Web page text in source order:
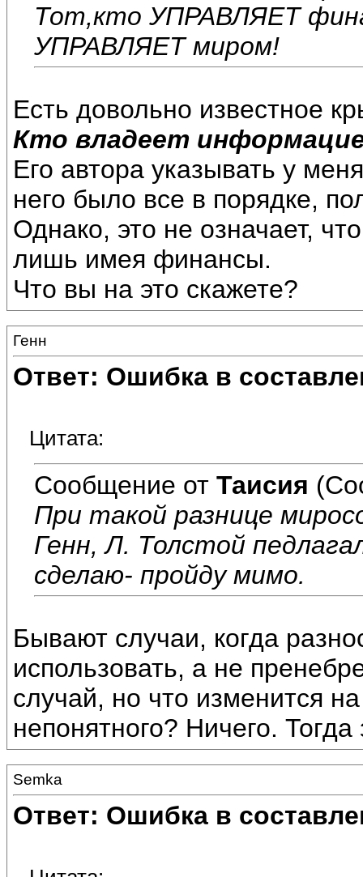
Тот,кто УПРАВЛЯЕТ
УПРАВЛЯЕТ миром!
Есть довольно известное
Кто владеет
Его автора указывать у
него было все в порядке,
Однако, это не означает,
лишь имея финансы.
Что вы на это скажете?
Генн
Ответ: Ошибка в
Цитата:
Сообщение от Таисия
При такой разнице
Генн, Л. Толстой
сделаю- пройду мимо.
Бывают случаи, когда
использовать, а не
случай, но что изменится
непонятного? Ничего.
Semka
Ответ: Ошибка в